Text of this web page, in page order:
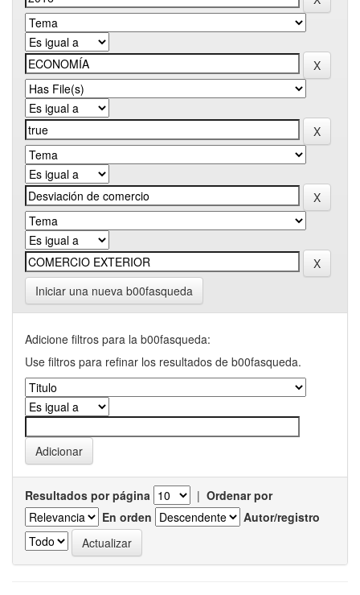
Iniciar una nueva b00fasqueda
Adicione filtros para la b00fasqueda:
Use filtros para refinar los resultados de b00fasqueda.
Resultados por página | Ordenar por
En orden
Autor/registro